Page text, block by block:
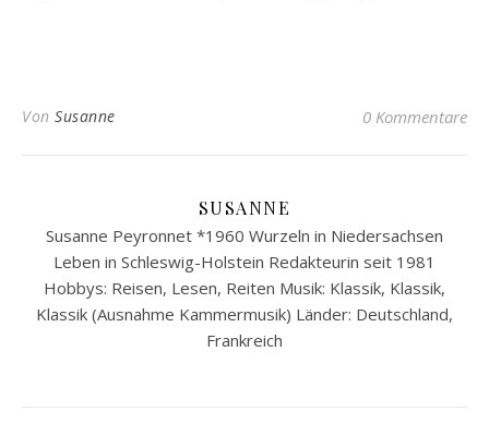
Von Susanne 0 Kommentare
SUSANNE
Susanne Peyronnet *1960 Wurzeln in Niedersachsen
Leben in Schleswig-Holstein Redakteurin seit 1981
Hobbys: Reisen, Lesen, Reiten Musik: Klassik, Klassik,
Klassik (Ausnahme Kammermusik) Länder: Deutschland,
Frankreich